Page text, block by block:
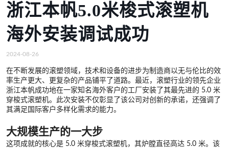
浙江本帆5.0米梭式滚塑机
海外安装调试成功
2024-08-26
在不断发展的滚塑领域，技术和设备的进步为制造商以无与伦比的效
率生产更大、更复杂的产品铺平了道路。最近，滚塑行业的领先企业
浙江本帆成功地在一家知名海外客户的工厂安装了其最先进的 5.0 米
穿梭式滚塑机。此次安装不仅彰显了该公司对创新的承诺，还强调了
其满足国际客户多样化需求的能力。
大规模生产的一大步
这项成就的核心是 5.0 米穿梭式滚塑机，其炉膛直径高达 5.0 米。该